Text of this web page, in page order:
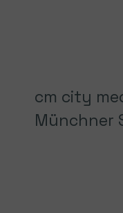
cm city
Münchner